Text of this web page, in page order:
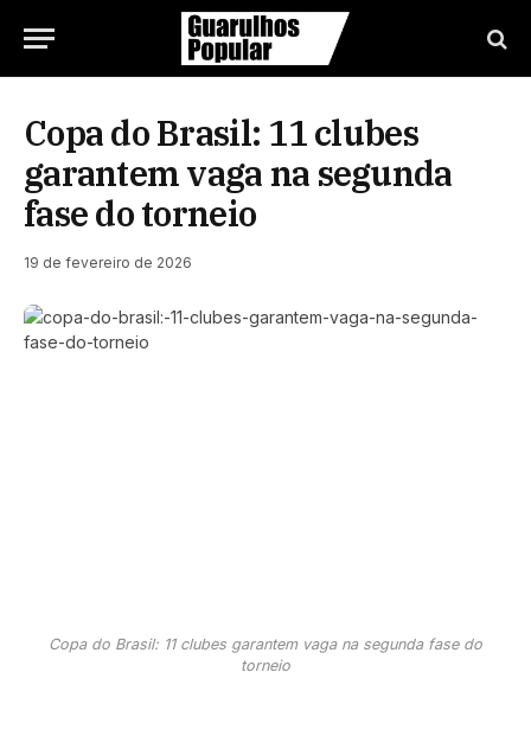
Copa do Brasil: 11 clubes
garantem vaga na segunda
fase do torneio
19 de fevereiro de 2026
Copa do Brasil: 11 clubes garantem vaga na segunda fase do
torneio